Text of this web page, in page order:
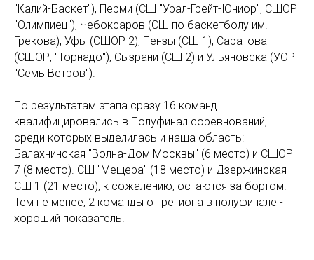
"Калий-Баскет"), Перми (СШ "Урал-Грейт-Юниор", СШОР
"Олимпиец"), Чебоксаров (СШ по баскетболу им.
Грекова), Уфы (СШОР 2), Пензы (СШ 1), Саратова
(СШОР, "Торнадо"), Сызрани (СШ 2) и Ульяновска (УОР
"Семь Ветров").
По результатам этапа сразу 16 команд
квалифицировались в Полуфинал соревнований,
среди которых выделилась и наша область:
Балахнинская "Волна-Дом Москвы" (6 место) и СШОР
7 (8 место). СШ "Мещера" (18 место) и Дзержинская
СШ 1 (21 место), к сожалению, остаются за бортом.
Тем не менее, 2 команды от региона в полуфинале -
хороший показатель!